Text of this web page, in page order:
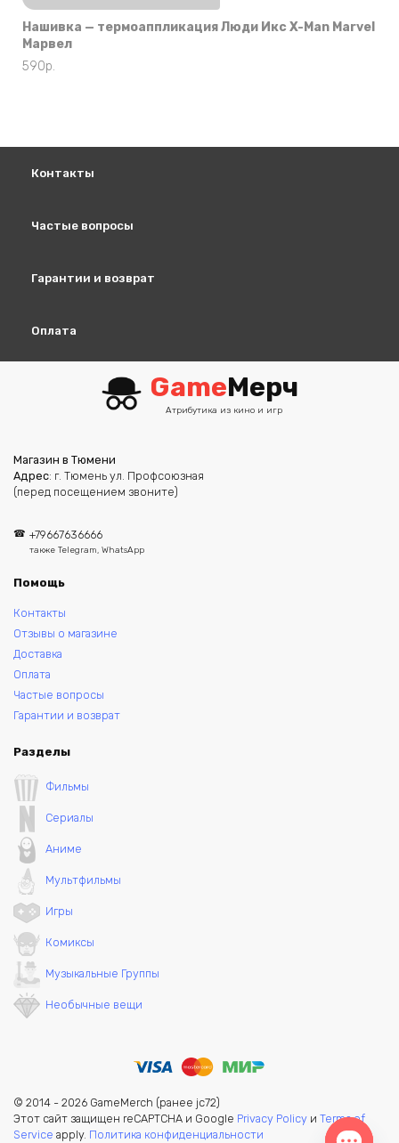
Нашивка — термоаппликация Люди Икс X-Man Marvel
Марвел
590р.
Контакты
Частые вопросы
Гарантии и возврат
Оплата
GameМерч
Атрибутика из кино и игр
Магазин в Тюмени
Адрес: г. Тюмень ул. Профсоюзная
(перед посещением звоните)
+79667636666
также Telegram, WhatsApp
Помощь
Контакты
Отзывы о магазине
Доставка
Оплата
Частые вопросы
Гарантии и возврат
Разделы
Фильмы
Сериалы
Аниме
Мультфильмы
Игры
Комиксы
Музыкальные Группы
Необычные вещи
© 2014 - 2026 GameMerch (ранее jc72)
Этот сайт защищен reCAPTCHA и Google Privacy Policy и Terms of
Service apply. Политика конфиденциальности